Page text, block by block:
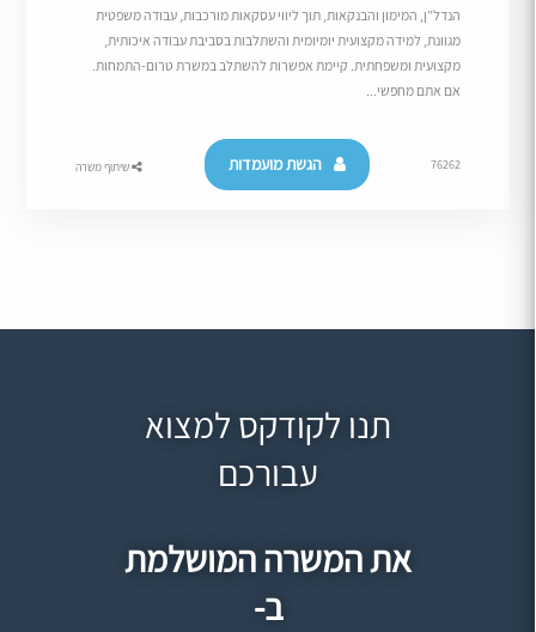
הנדל”ן, המימון והבנקאות, תוך ליווי עסקאות מורכבות, עבודה משפטית
מגוונת, למידה מקצועית יומיומית והשתלבות בסביבת עבודה איכותית,
מקצועית ומשפחתית. קיימת אפשרות להשתלב במשרת טרום-התמחות.
אם אתם מחפשי...
76262 הגשת מועמדות שיתוף משרה
תנו לקודקס למצוא
עבורכם
את המשרה המושלמת
ב-